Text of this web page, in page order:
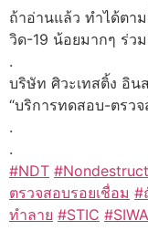
ถ้าอ่านแล้ว ทำได้ตา
วิด-19 น้อยมากๆ ร่ว
.
บริษัท ศิวะเทสติ้ง อิ
“บริการทดสอบ-ตรว
.
.
#NDT #
ตรวจสอบรอยเชื่อม #
ทำลาย #STIC #